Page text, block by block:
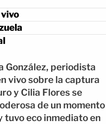
González, periodista
vivo sobre la captura
y Cilia Flores se
de un momento
tuvo eco inmediato en